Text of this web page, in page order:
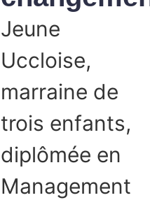
Jeune
Uccloise,
marraine de
trois enfants,
diplômée en
Management